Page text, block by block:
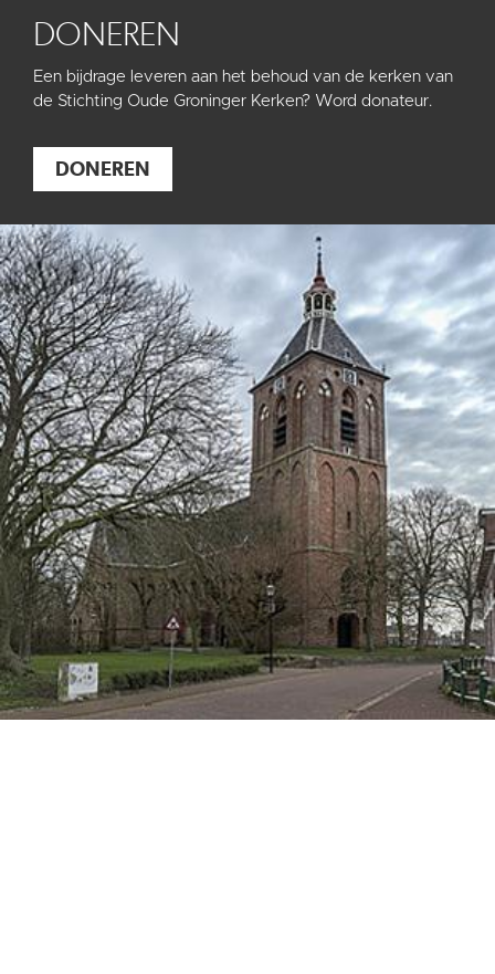
DONEREN
Een bijdrage leveren aan het behoud van de kerken van
de Stichting Oude Groninger Kerken? Word donateur.
DONEREN